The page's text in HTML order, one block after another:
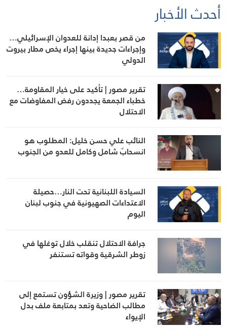
أحدث الأخبار
من قصر بعبدا إدانة للعدوان الإسرائيلي…
وإجراءات جديدة بينها إجراء يخص مطار بيروت
الدولي
تقرير مصور | تأكيد على خيار المقاومة…
خطباء الجمعة يجددون رفض المفاوضات مع
الاحتلال
النائب علي حسن خليل: المطلوب هو
انسحابٌ شامل وكامل للعدو من الجنوب
السيادة اللبنانية تحت النار…حصيلة
الاعتداءات الصهيونية في جنوب لبنان
اليوم
جرافة الاحتلال تنقلب خلال توغلها في
زوطر الشرقية وقواته تستنفر
تقرير مصور | وزيرة الشؤون تستمع إلى
مطالب الضاحية وتعد بمتابعة ملف بدل
الإيواء